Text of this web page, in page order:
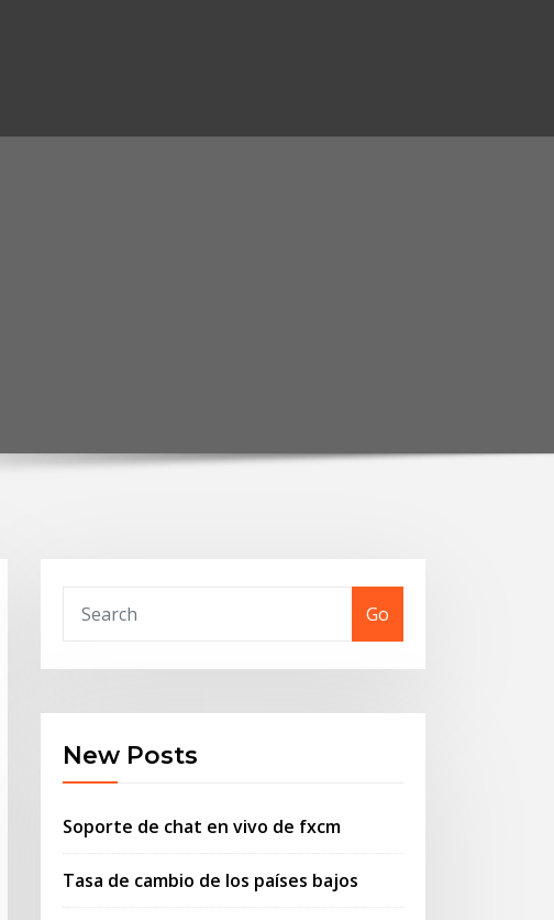
Go
New Posts
Soporte de chat en vivo de fxcm
Tasa de cambio de los países bajos